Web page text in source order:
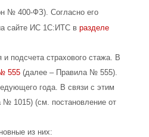
№ 400-ФЗ). Согласно его
сайте ИС 1С:ИТС в разделе
подсчета страхового стажа. В
555 (далее – Правила № 555).
года. В связи с этим
№ 1015) (см. постановление от
из них: